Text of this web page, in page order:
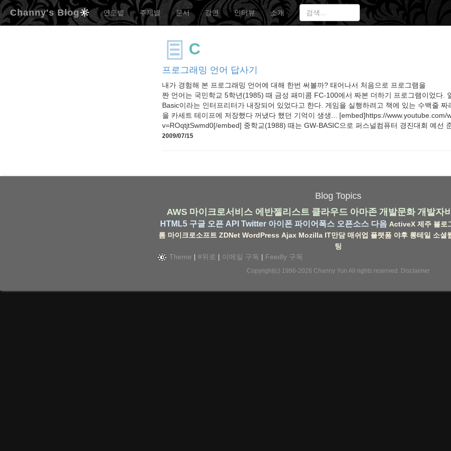
Channy's Blog 연도별 주제별 문서 강연 인터뷰 소개
C
프로그래밍 언어 답사기
내가 경험해 본 프로그래밍 언어에 대해 한번 써볼까? 태어나서 처음으로 프로그램을
짠 언어는 국민학교 5학년(1985) 때 금성 패미콤 FC-100에서 짜본 더하기 프로그램이었다.
Basic이라는 인터프리터가 내장되어 있었다고 한다. 게임을 실행하려고 책에 있는 수백줄 짜
을 카세트 테이프에 저장했다 꺼냈다 했던 기억이 생생... [embed]https://www.youtube.com/
v=ROqtjtSwmd0[/embed] 중학교(1988) 때는 GW-BASIC으로 퍼스널컴퓨터 경진대회 예선
2009/07/15
Blog Topics
AWS 마이크로서비스 에반젤리스트 클라우드 아마존 개발문화 개발자
HTML5 구글 오픈 API Twitter 아이폰 파이어폭스 오픈소스 다음 ActiveX 제주 블로
롬 마이크로소프트 ZDNet WordPress Ajax Mozilla IT만담 매쉬업 플랫폼 야후 롱테일 소셜
팅
Theme | #위로 | 이메일 구독 | Feedly 구독
Copyright(c) 1996-2026 Channy Yun All rights reserved. Disclaimer